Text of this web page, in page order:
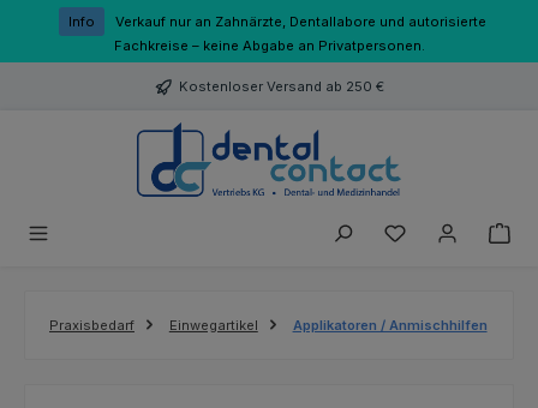
Zum Hauptinhalt springen
Info
Verkauf nur an Zahnärzte, Dentallabore und autorisierte
Fachkreise – keine Abgabe an Privatpersonen.
Kostenloser Versand ab 250 €
Du hast 0
Praxisbedarf Einwegartikel Applikatoren / Anmischhilfen